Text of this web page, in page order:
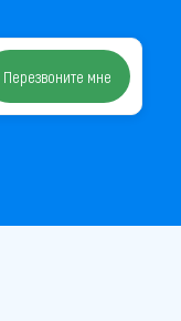
Перезвоните мне